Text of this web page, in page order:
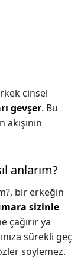
cinsel
gevşer. Bu
anlarım?
bir erkeğin
sizinle
çağırır ya
sürekli geç
söylemez.